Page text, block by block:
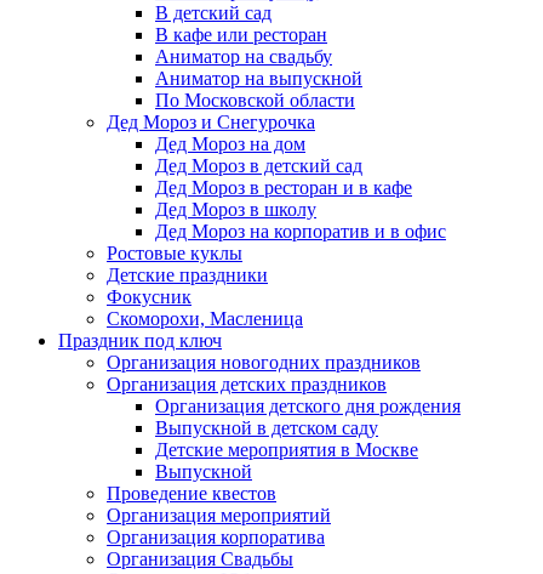
В детский сад
В кафе или ресторан
Аниматор на свадьбу
Аниматор на выпускной
По Московской области
Дед Мороз и Снегурочка
Дед Мороз на дом
Дед Мороз в детский сад
Дед Мороз в ресторан и в кафе
Дед Мороз в школу
Дед Мороз на корпоратив и в офис
Ростовые куклы
Детские праздники
Фокусник
Скоморохи, Масленица
Праздник под ключ
Организация новогодних праздников
Организация детских праздников
Организация детского дня рождения
Выпускной в детском саду
Детские мероприятия в Москве
Выпускной
Проведение квестов
Организация мероприятий
Организация корпоратива
Организация Свадьбы